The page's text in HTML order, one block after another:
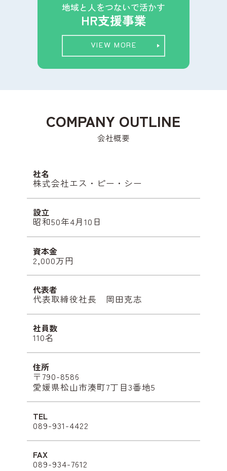
地域と人をつないで活かす
HR支援事業
VIEW MORE
COMPANY OUTLINE
会社概要
社名
株式会社エス・ピー・シー
設立
昭和50年4月10日
資本金
2,000万円
代表者
代表取締役社長 岡田克志
社員数
110名
住所
〒790-8586
愛媛県松山市湊町7丁目3番地5
TEL
089-931-4422
FAX
089-934-7612